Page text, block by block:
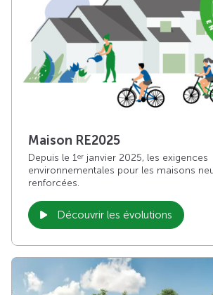
Maison RE2025
Depuis le 1er janvier 2025, les exigences
environnementales pour les maisons
renforcées.
Découvrir les évolutions